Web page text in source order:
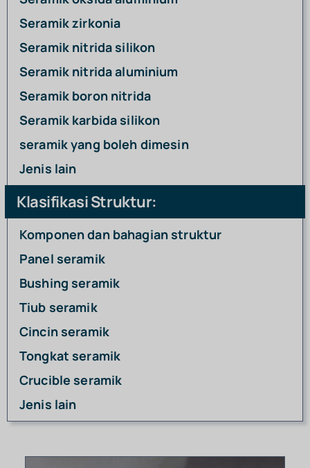
Seramik zirkonia
Seramik nitrida silikon
Seramik nitrida aluminium
Seramik boron nitrida
Seramik karbida silikon
seramik yang boleh dimesin
Jenis lain
Klasifikasi Struktur:
Komponen dan bahagian struktur
Panel seramik
Bushing seramik
Tiub seramik
Cincin seramik
Tongkat seramik
Crucible seramik
Jenis lain